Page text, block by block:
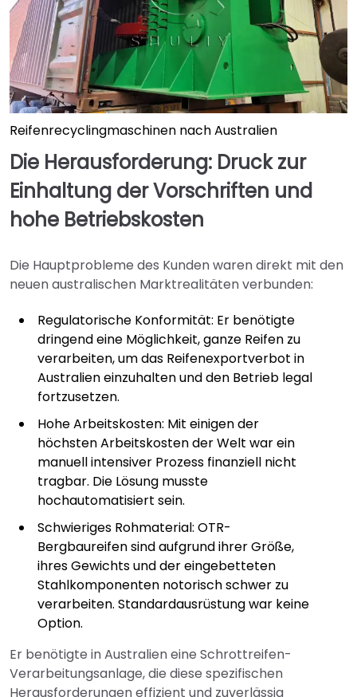
Reifenrecyclingmaschinen nach Australien
Die Herausforderung: Druck zur
Einhaltung der Vorschriften und
hohe Betriebskosten
Die Hauptprobleme des Kunden waren direkt mit den
neuen australischen Marktrealitäten verbunden:
Regulatorische Konformität: Er benötigte
dringend eine Möglichkeit, ganze Reifen zu
verarbeiten, um das Reifenexportverbot in
Australien einzuhalten und den Betrieb legal
fortzusetzen.
Hohe Arbeitskosten: Mit einigen der
höchsten Arbeitskosten der Welt war ein
manuell intensiver Prozess finanziell nicht
tragbar. Die Lösung musste
hochautomatisiert sein.
Schwieriges Rohmaterial: OTR-
Bergbaureifen sind aufgrund ihrer Größe,
ihres Gewichts und der eingebetteten
Stahlkomponenten notorisch schwer zu
verarbeiten. Standardausrüstung war keine
Option.
Er benötigte in Australien eine Schrottreifen-
Verarbeitungsanlage, die diese spezifischen
Herausforderungen effizient und zuverlässig